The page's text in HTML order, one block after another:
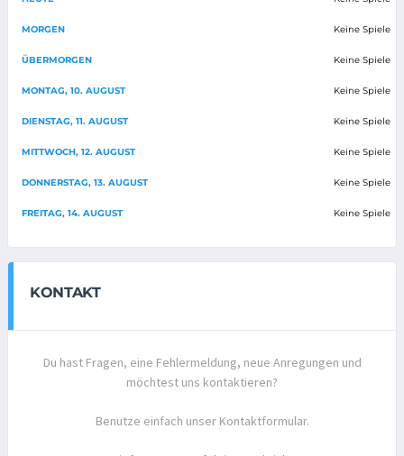
MORGEN Keine Spiele
ÜBERMORGEN Keine Spiele
MONTAG, 10. AUGUST Keine Spiele
DIENSTAG, 11. AUGUST Keine Spiele
MITTWOCH, 12. AUGUST Keine Spiele
DONNERSTAG, 13. AUGUST Keine Spiele
FREITAG, 14. AUGUST Keine Spiele
KONTAKT
Du hast Fragen, eine Fehlermeldung, neue Anregungen und
möchtest uns kontaktieren?
Benutze einfach unser Kontaktformular.